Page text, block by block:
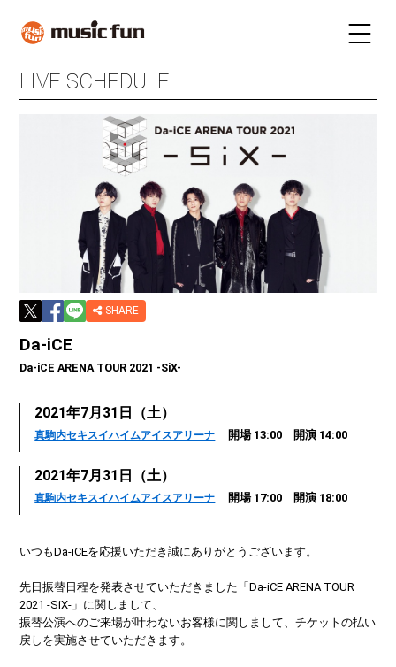
LIVE SCHEDULE
STAY INFORMATION
FUN RADIO
MAIL MAGAZINE
LIVE SCHEDULE
SHARE
Da-iCE
Da-iCE ARENA TOUR 2021 -SiX-
2021年7月31日（土）
真駒内セキスイハイムアイスアリーナ 開場 13:00 開演 14:00
2021年7月31日（土）
真駒内セキスイハイムアイスアリーナ 開場 17:00 開演 18:00
いつもDa-iCEを応援いただき誠にありがとうございます。
先日振替日程を発表させていただきました「Da-iCE ARENA TOUR
2021 -SiX-」に関しまして、
振替公演へのご来場が叶わないお客様に関しまして、チケットの払い
戻しを実施させていただきます。